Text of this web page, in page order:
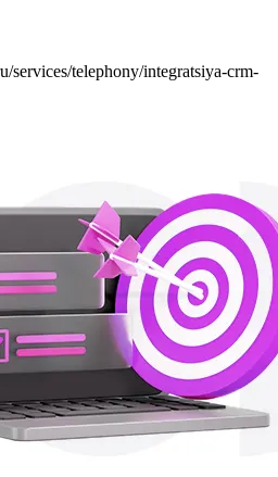
services/telephony/integratsiya-crm-